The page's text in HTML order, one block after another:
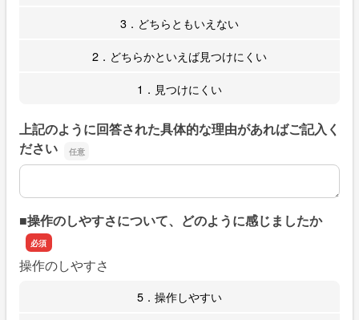
3．どちらともいえない
2．どちらかといえば見つけにくい
1．見つけにくい
上記のように回答された具体的な理由があればご記入く
ださい
上記のように回答された具体的な理由があればご記入くだ
■操作のしやすさについて、どのように感じましたか
操作のしやすさ
5．操作しやすい